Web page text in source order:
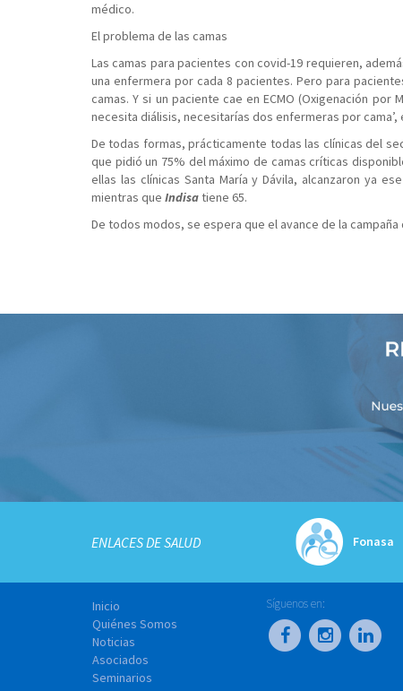
médico.
El problema de las camas
Las camas para pacientes con covid-19 requieren,
una enfermera por cada 8 pacientes. Pero para
camas. Y si un paciente cae en ECMO (Oxigenación
necesita diálisis, necesitarías dos enfermeras por cama’,
De todas formas, prácticamente todas las clínicas del
que pidió un 75% del máximo de camas críticas
ellas las clínicas Santa María y Dávila, alcanzaron ya
mientras que Indisatiene 65.
De todos modos, se espera que el avance de la
ENLACES DE SALUD Fonasa
Inicio
Quiénes Somos
Noticias
Asociados
Seminarios
Síguenos en: